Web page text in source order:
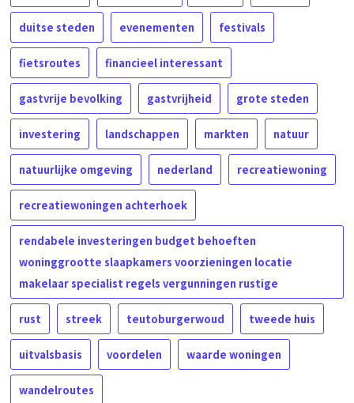
duitse steden evenementen festivals
fietsroutes financieel interessant
gastvrije bevolking gastvrijheid grote steden
investering landschappen markten natuur
natuurlijke omgeving nederland recreatiewoning
recreatiewoningen achterhoek
rendabele investeringen budget behoeften
woninggrootte slaapkamers voorzieningen locatie
makelaar specialist regels vergunningen rustige
rust streek teutoburgerwoud tweede huis
uitvalsbasis voordelen waarde woningen
wandelroutes